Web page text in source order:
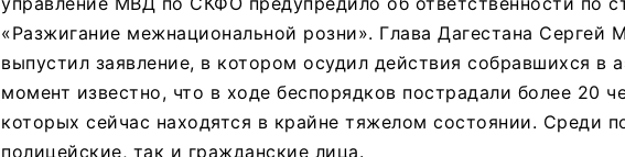
«Разжигание межнациональной розни». Глава Дагестана Сергей
выпустил заявление, в котором осудил действия собравшихся в
момент известно, что в ходе беспорядков пострадали более 20
которых сейчас находятся в крайне тяжелом состоянии. Среди
полицейские, так и гражданские лица.